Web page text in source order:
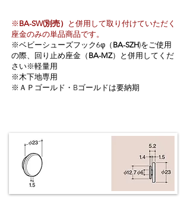
※ BA-SW(別売）
と併用して取り付けていただく
​座金のみの単品商品です。
※ベビーシューズフック6φ（ BA-SZH)をご使用
の際、回り止め座金（ BA-MZ）と併用してくだ
さい※軽量用
※木下地専用
※ＡＰゴールド・Bゴールドは要納期